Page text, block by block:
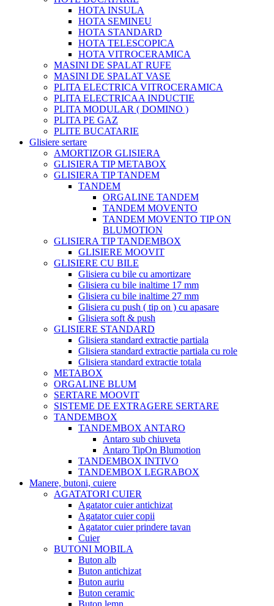
HOTA INSULA
HOTA SEMINEU
HOTA STANDARD
HOTA TELESCOPICA
HOTA VITROCERAMICA
MASINI DE SPALAT RUFE
MASINI DE SPALAT VASE
PLITA ELECTRICA VITROCERAMICA
PLITA ELECTRICAA INDUCTIE
PLITA MODULAR ( DOMINO )
PLITA PE GAZ
PLITE BUCATARIE
Glisiere sertare
AMORTIZOR GLISIERA
GLISIERA TIP METABOX
GLISIERA TIP TANDEM
TANDEM
ORGALINE TANDEM
TANDEM MOVENTO
TANDEM MOVENTO TIP ON
BLUMOTION
GLISIERA TIP TANDEMBOX
GLISIERE MOOVIT
GLISIERE CU BILE
Glisiera cu bile cu amortizare
Glisiera cu bile inaltime 17 mm
Glisiera cu bile inaltime 27 mm
Glisiera cu push ( tip on ) cu apasare
Glisiera soft & push
GLISIERE STANDARD
Glisiera standard extractie partiala
Glisiera standard extractie partiala cu role
Glisiera standard extractie totala
METABOX
ORGALINE BLUM
SERTARE MOOVIT
SISTEME DE EXTRAGERE SERTARE
TANDEMBOX
TANDEMBOX ANTARO
Antaro sub chiuveta
Antaro TipOn Blumotion
TANDEMBOX INTIVO
TANDEMBOX LEGRABOX
Manere, butoni, cuiere
AGATATORI CUIER
Agatator cuier antichizat
Agatator cuier copii
Agatator cuier prindere tavan
Cuier
BUTONI MOBILA
Buton alb
Buton antichizat
Buton auriu
Buton ceramic
Buton lemn